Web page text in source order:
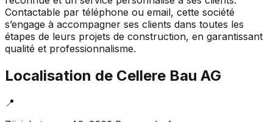
Contactable par téléphone ou email, cette société
s’engage à accompagner ses clients dans toutes les
étapes de leurs projets de construction, en garantissant
qualité et professionnalisme.
Localisation de Cellere Bau AG
📍